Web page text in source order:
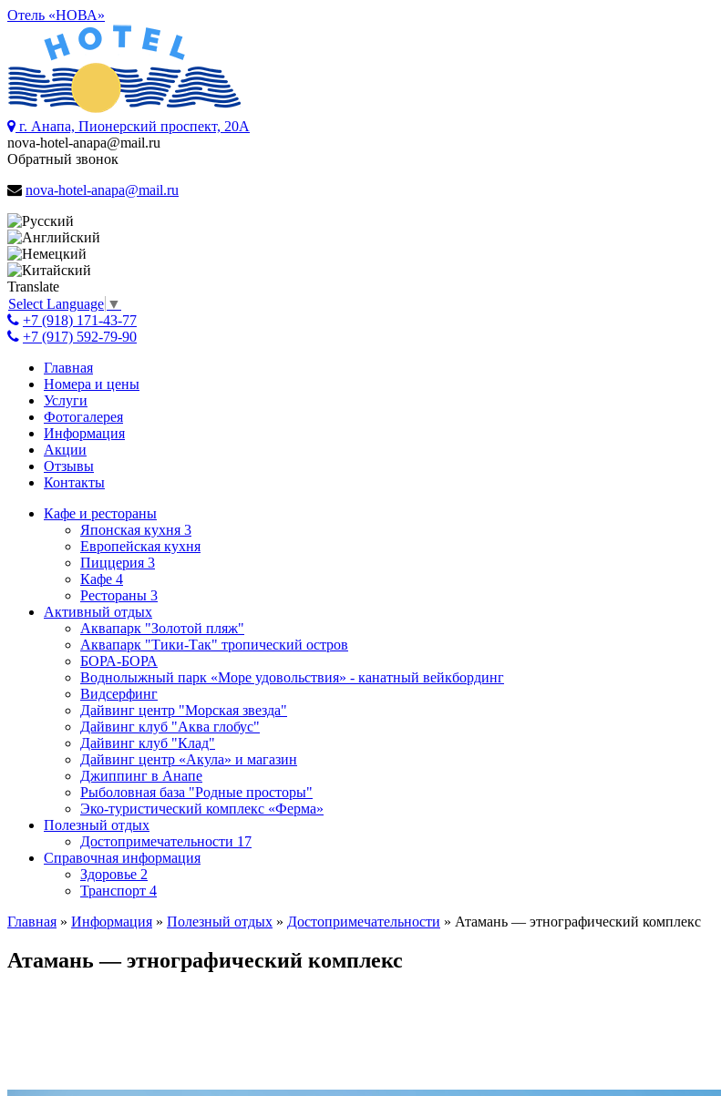
Отель «НОВА»
г. Анапа, Пионерский проспект, 20А
nova-hotel-anapa@mail.ru
Обратный звонок
nova-hotel-anapa@mail.ru
Translate
Select Language ▼
+7 (918) 171-43-77
+7 (917) 592-79-90
Главная
Номера и цены
Услуги
Фотогалерея
Информация
Акции
Отзывы
Контакты
Кафе и рестораны
Японская кухня 3
Европейская кухня
Пиццерия 3
Кафе 4
Рестораны 3
Активный отдых
Аквапарк "Золотой пляж"
Аквапарк "Тики-Так" тропический остров
БОРА-БОРА
Воднолыжный парк «Море удовольствия» - канатный вейкбординг
Видсерфинг
Дайвинг центр "Морская звезда"
Дайвинг клуб "Аква глобус"
Дайвинг клуб "Клад"
Дайвинг центр «Акула» и магазин
Джиппинг в Анапе
Рыболовная база "Родные просторы"
Эко-туристический комплекс «Ферма»
Полезный отдых
Достопримечательности 17
Справочная информация
Здоровье 2
Транспорт 4
Главная » Информация » Полезный отдых » Достопримечательности » Атамань — этнографический комплекс
Атамань — этнографический комплекс